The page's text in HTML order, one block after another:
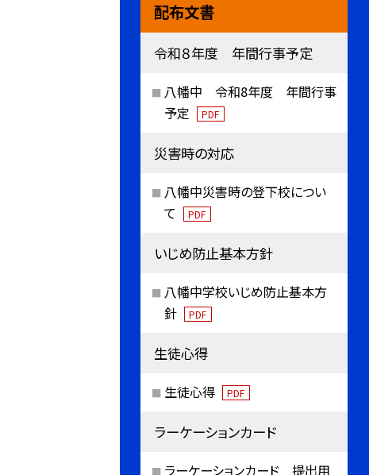
配布文書
令和８年度 年間行事予定
八幡中 令和8年度 年間行事
予定
PDF
災害時の対応
八幡中災害時の登下校につい
て
PDF
いじめ防止基本方針
八幡中学校いじめ防止基本方
針
PDF
生徒心得
生徒心得 PDF
ラーケーションカード
ラーケーションカード 提出用